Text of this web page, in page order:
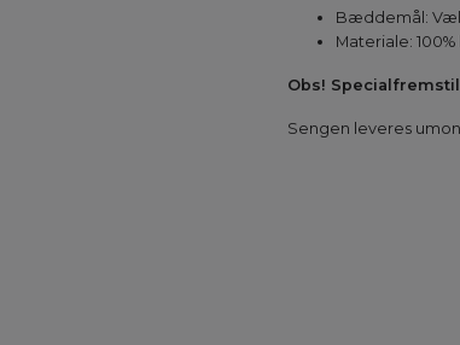
Bæddemål:
Materiale:
Obs!
Sengen leveres